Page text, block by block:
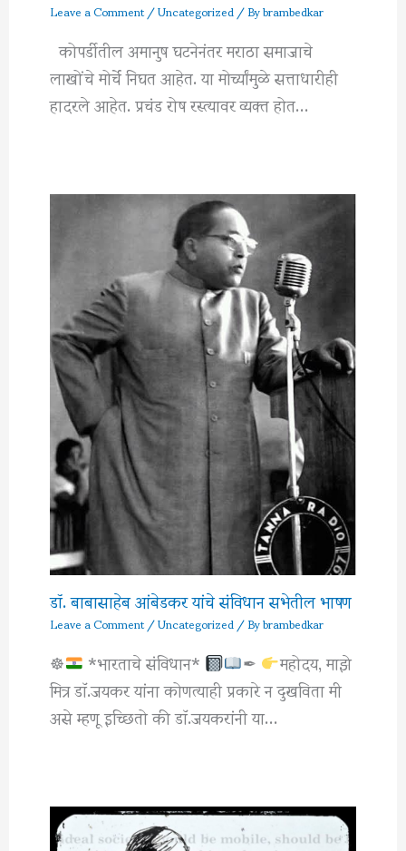
Leave a Comment/Uncategorized/ Bybrambedkar
कोपर्डीतील अमानुष घटनेनंतर मराठा समाजाचे
लाखोंचे मोर्चे निघत आहेत. या मोर्च्यांमुळे सत्ताधारीही
हादरले आहेत. प्रचंड रोष रस्त्यावर व्यक्त होत…
डॉ. बाबासाहेब आंबेडकर यांचे संविधान सभेतील भाषण
Leave a Comment/Uncategorized/ Bybrambedkar
☸ *भारताचे संविधान* ✒ महोदय, माझे
मित्र डाॅ.जयकर यांना कोणत्याही प्रकारे न दुखविता मी
असे म्हणू इच्छितो की डाॅ.जयकरांनी या…